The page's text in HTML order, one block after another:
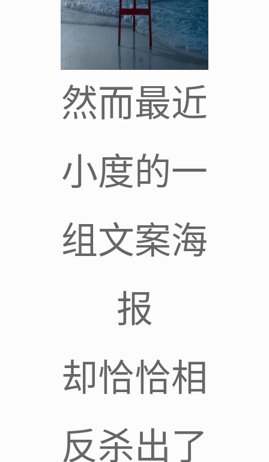
然而最近
小度的一
组文案海
报
却恰恰相
反杀出了